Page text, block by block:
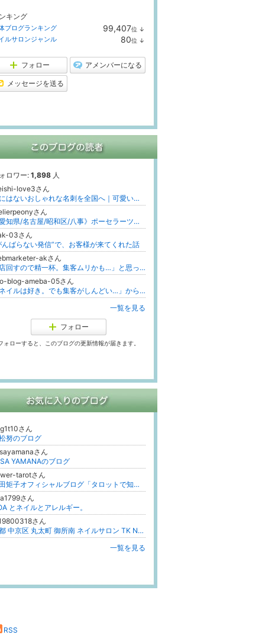
キング
ブログランキング 99,407位 ↓
ン
ルサロンジャンル 80位 ↓
フォロー アメンバーになる
メッセージを送る
ロワー: 1,898 人
love3さん
他にはないおしゃれな名刺を全国へ｜可愛い・かっこいいデザイン名刺専門店
さん
《愛知県/名古屋/昭和区/八事》ポーセラーツサロン❇︎atelier peony（アトリエ ピオニー）rika
03さん
んばらない発信”で、お客様が来てくれた話
akさん
「店回すので精一杯。集客ムリかも…」と思ったときに読むブログ｜元サロン裏方のWEBマーケ記
blog-ameba-05さん
「ネイルは好き。でも集客がしんどい…」から抜け出すまでの記録
一覧を見る
フォロー
ォローすると、このブログの更新情報が届きます。
さん
努のブログ
さん
YAMANAのブログ
tarotさん
守田矩子オフィシャルブログ「タロットで知る『禍福一如』」Powered by Ameba
さん
とネイルとアレルギー。
さん
京都 中京区 丸太町 御所南 ネイルサロン TK NAIL
一覧を見る
RSS